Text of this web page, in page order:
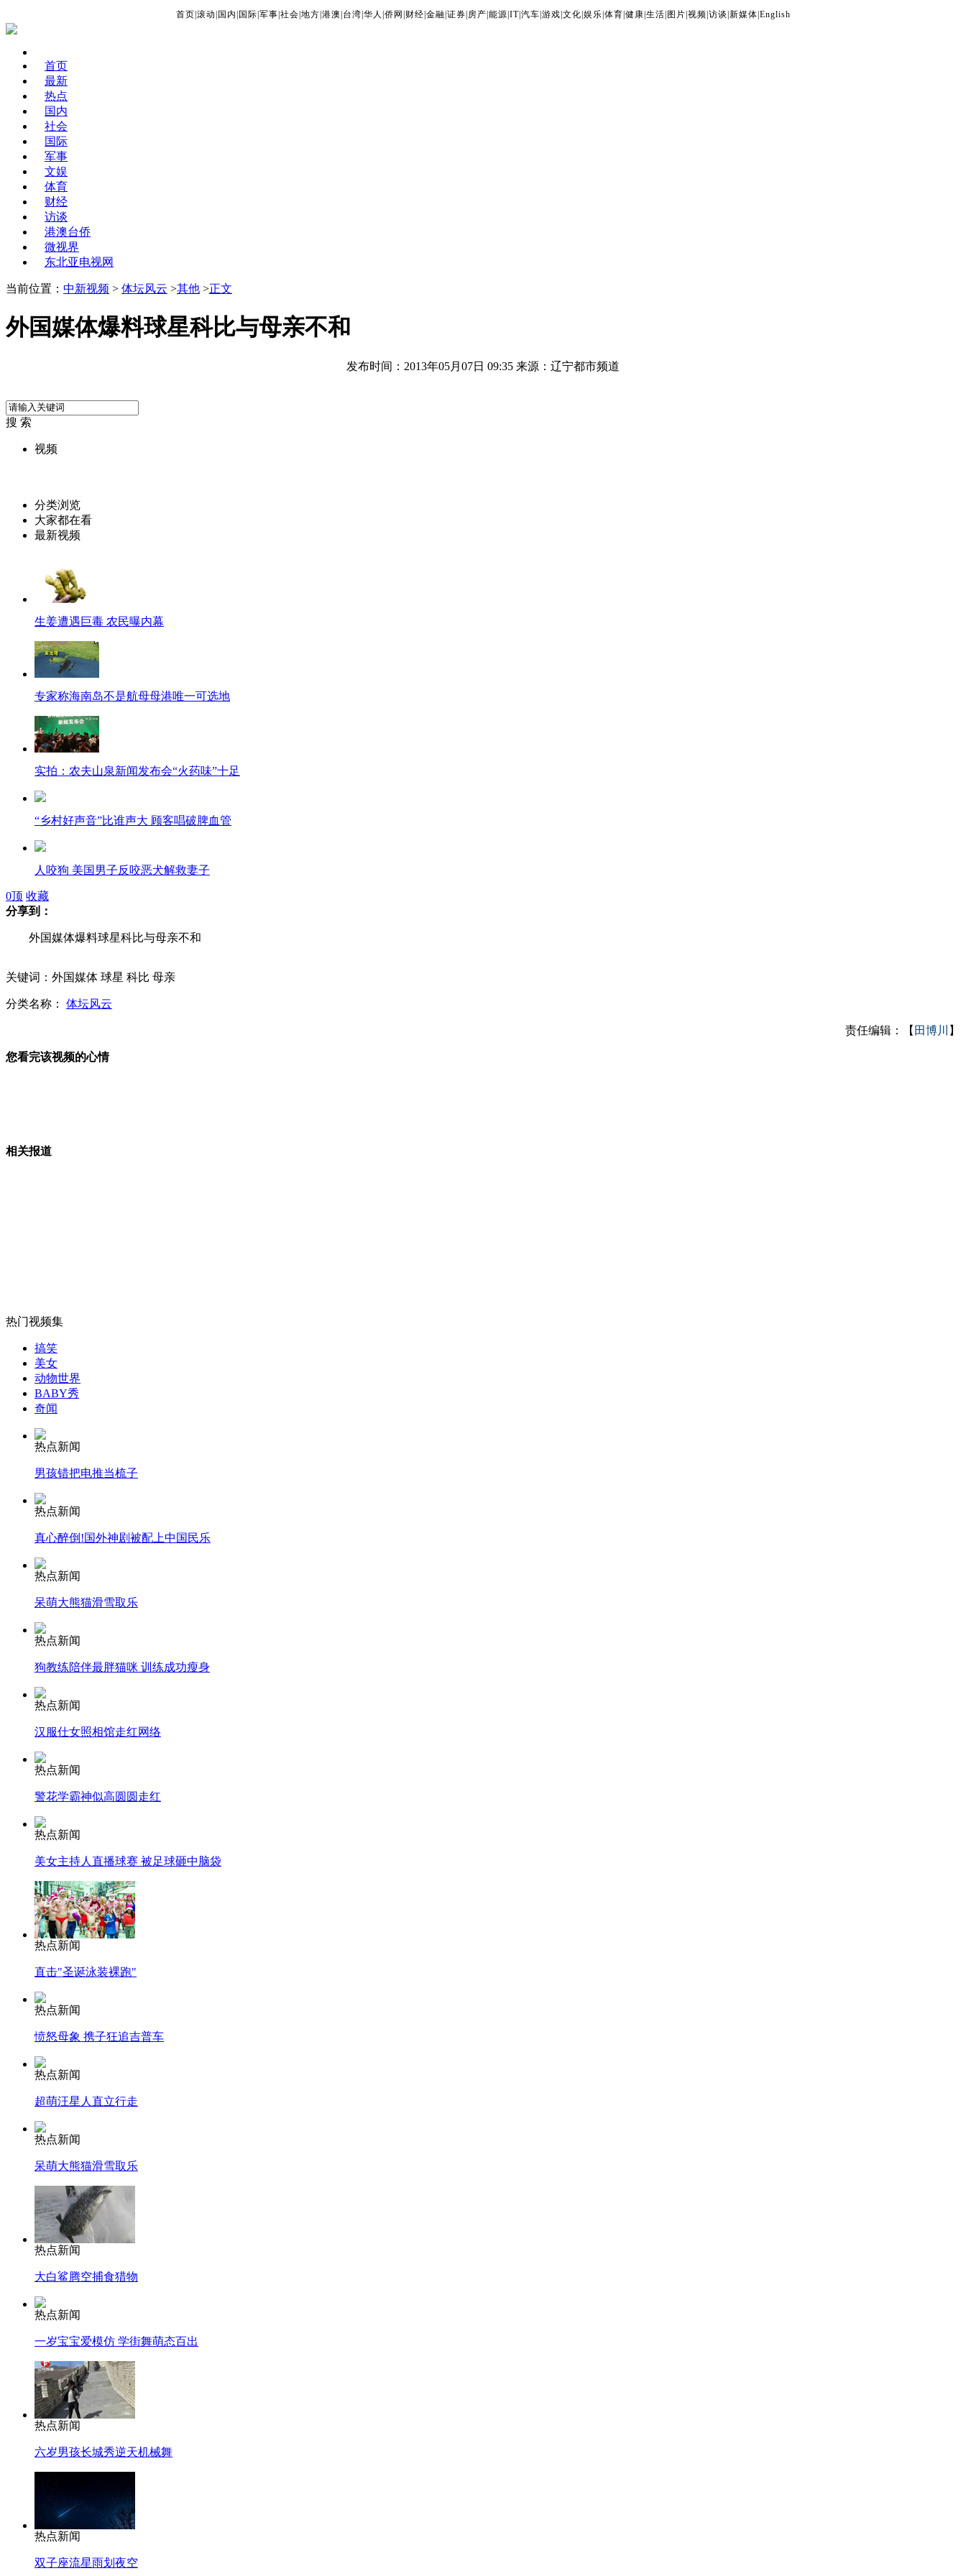
首页 滚动 国内 国际 军事 社会 地方 港澳 台湾 华人 侨网 财经 金融 证券 房产 能源 IT| 汽车 游戏 文化 娱乐 体育 健康 生活 图片 视频 访谈 新媒体 English
首页
最新
热点
国内
社会
国际
军事
文娱
体育
财经
访谈
港澳台侨
微视界
东北亚电视网
当前位置： 中新视频 > 体坛风云 >其他 >正文
外国媒体爆料球星科比与母亲不和
发布时间：2013年05月07日 09:35 来源：辽宁都市频道
搜 索
视频
分类浏览
大家都在看
最新视频
生姜遭遇巨毒 农民曝内幕
专家称海南岛不是航母母港唯一可选地
实拍：农夫山泉新闻发布会“火药味”十足
“乡村好声音”比谁声大 顾客唱破脾血管
人咬狗 美国男子反咬恶犬解救妻子
牛粪里放鞭炮 结果被炸一身
女孩北京地铁殴打老人 痛下狠手拳打脚踢
外交部：反对强权政治霸凌主义
外交部：有关国家言论片面不公正
走！跟着总书记去植树
消防员救轻生者 花炮节热闹非凡
纽约上演“枕头大战”
司机酒驾遇交警 急速倒车逃窜
0顶 收藏
分享到：
外国媒体爆料球星科比与母亲不和
关键词：外国媒体 球星 科比 母亲
分类名称： 体坛风云
责任编辑：【 田博川 】
您看完该视频的心情
相关报道
热门视频集
搞笑
美女
动物世界
BABY秀
奇闻
热点新闻
男孩错把电推当梳子
热点新闻
真心醉倒!国外神剧被配上中国民乐
热点新闻
呆萌大熊猫滑雪取乐
热点新闻
狗教练陪伴最胖猫咪 训练成功瘦身
热点新闻
汉服仕女照相馆走红网络
热点新闻
警花学霸神似高圆圆走红
热点新闻
美女主持人直播球赛 被足球砸中脑袋
热点新闻
直击"圣诞泳装裸跑"
热点新闻
愤怒母象 携子狂追吉普车
热点新闻
超萌汪星人直立行走
热点新闻
呆萌大熊猫滑雪取乐
热点新闻
大白鲨腾空捕食猎物
热点新闻
一岁宝宝爱模仿 学街舞萌态百出
热点新闻
六岁男孩长城秀逆天机械舞
热点新闻
双子座流星雨划夜空